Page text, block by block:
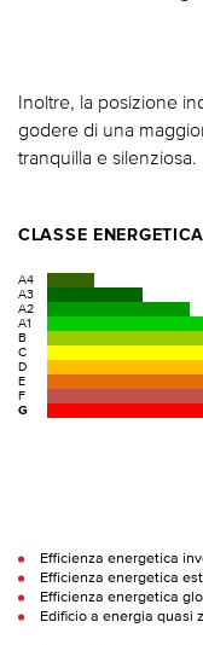
Inoltre, la posizione
godere di una
tranquilla e silenziosa.
CLASSE ENERGETICA
A4
A3
A2
A1
B
C
D
E
F
G
Efficienza energetica
Efficienza energetica
Efficienza energetica
Edificio a energia quasi